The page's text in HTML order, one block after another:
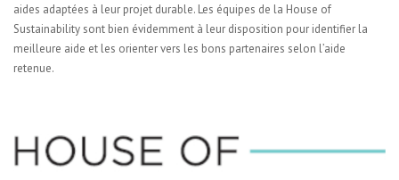
aides adaptées à leur projet durable. Les équipes de la House of
Sustainability sont bien évidemment à leur disposition pour identifier la
meilleure aide et les orienter vers les bons partenaires selon l’aide
retenue.